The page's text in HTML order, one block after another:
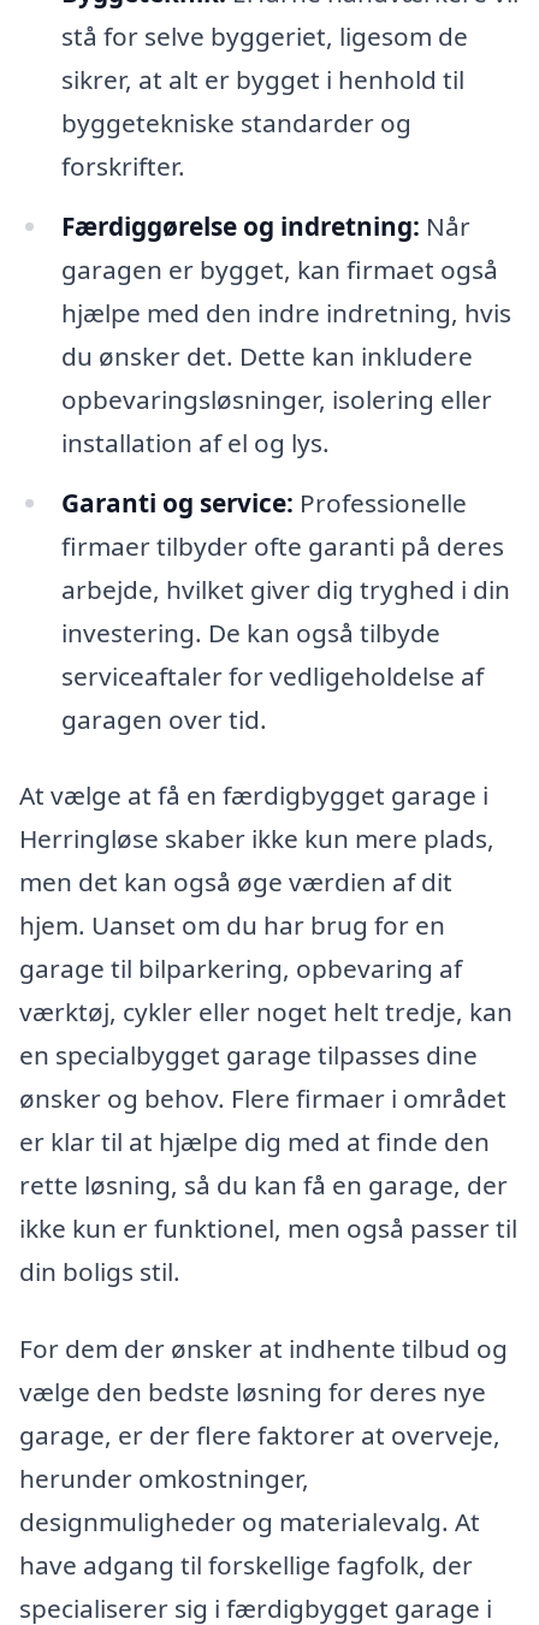
stå for selve byggeriet, ligesom de
sikrer, at alt er bygget i henhold til
byggetekniske standarder og
forskrifter.
Færdiggørelse og indretning: Når
garagen er bygget, kan firmaet også
hjælpe med den indre indretning, hvis
du ønsker det. Dette kan inkludere
opbevaringsløsninger, isolering eller
installation af el og lys.
Garanti og service: Professionelle
firmaer tilbyder ofte garanti på deres
arbejde, hvilket giver dig tryghed i din
investering. De kan også tilbyde
serviceaftaler for vedligeholdelse af
garagen over tid.
At vælge at få en færdigbygget garage i
Herringløse skaber ikke kun mere plads,
men det kan også øge værdien af dit
hjem. Uanset om du har brug for en
garage til bilparkering, opbevaring af
værktøj, cykler eller noget helt tredje, kan
en specialbygget garage tilpasses dine
ønsker og behov. Flere firmaer i området
er klar til at hjælpe dig med at finde den
rette løsning, så du kan få en garage, der
ikke kun er funktionel, men også passer til
din boligs stil.
For dem der ønsker at indhente tilbud og
vælge den bedste løsning for deres nye
garage, er der flere faktorer at overveje,
herunder omkostninger,
designmuligheder og materialevalg. At
have adgang til forskellige fagfolk, der
specialiserer sig i færdigbygget garage i